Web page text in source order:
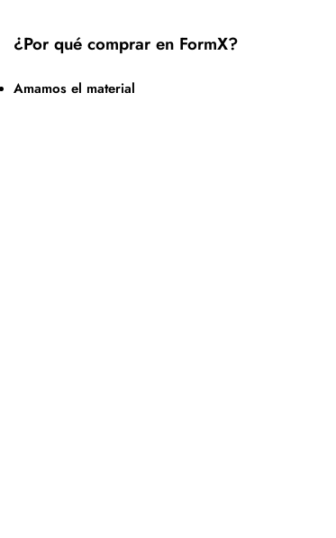
¿Por qué comprar en FormX?
Amamos el material